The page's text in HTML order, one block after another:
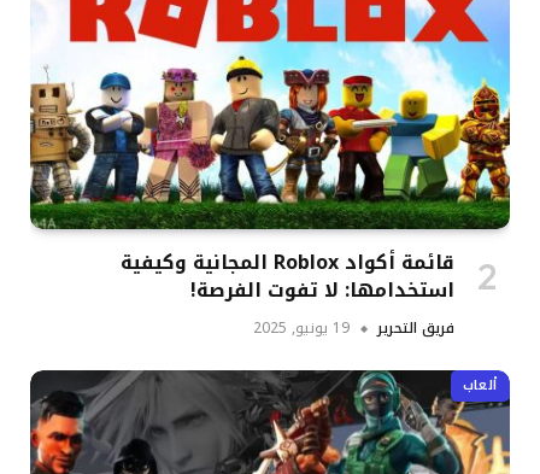
قائمة أكواد Roblox المجانية وكيفية
استخدامها: لا تفوت الفرصة!
فريق التحرير 19 يونيو, 2025
ألعاب